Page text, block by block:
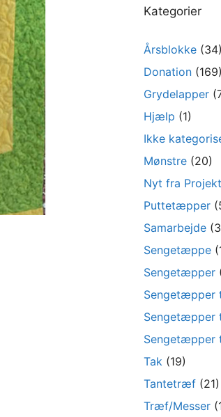
Kategorier
Årsblokke (34)
Donation (169)
Grydelapper
Hjælp (1)
Ikke
Mønstre (20)
Nyt fra
Puttetæpper
Samarbejde
Sengetæppe
Sengetæpper
Sengetæpper
Sengetæpper
Sengetæpper
Tak (19)
Tantetræf (21)
Træf/Messer